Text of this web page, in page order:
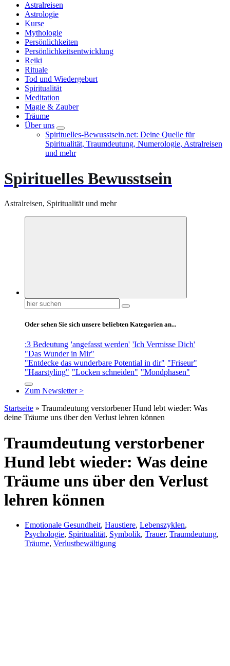
Astralreisen
Astrologie
Kurse
Mythologie
Persönlichkeiten
Persönlichkeitsentwicklung
Reiki
Rituale
Tod und Wiedergeburt
Spiritualität
Meditation
Magie & Zauber
Träume
Über uns
Spirituelles-Bewusstsein.net: Deine Quelle für
Spiritualität, Traumdeutung, Numerologie, Astralreisen
und mehr
Spirituelles Bewusstsein
Astralreisen, Spiritualität und mehr
Suchen
nach:
Oder sehen Sie sich unsere beliebten Kategorien an...
:3 Bedeutung 'angefasst werden' 'Ich Vermisse Dich'
"Das Wunder in Mir"
"Entdecke das wunderbare Potential in dir" "Friseur"
"Haarstyling" "Locken schneiden" "Mondphasen"
Zum Newsletter >
Startseite » Traumdeutung verstorbener Hund lebt wieder: Was
deine Träume uns über den Verlust lehren können
Traumdeutung verstorbener
Hund lebt wieder: Was deine
Träume uns über den Verlust
lehren können
Emotionale Gesundheit, Haustiere, Lebenszyklen,
Psychologie, Spiritualität, Symbolik, Trauer, Traumdeutung,
Träume, Verlustbewältigung